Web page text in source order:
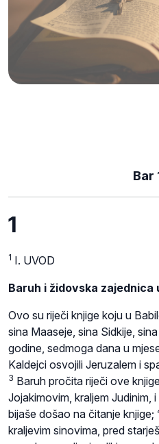
Bar
1
1 I. UVOD
Baruh i židovska zajednica
Ovo su riječi knjige koju u
sina Maaseje, sina Sidkije,
godine, sedmoga dana u
Kaldejci osvojili Jeruzalem i
3 Baruh pročita riječi ove
Jojakimovim, kraljem Judinim,
bijaše došao na čitanje knjige;
kraljevim sinovima, pred